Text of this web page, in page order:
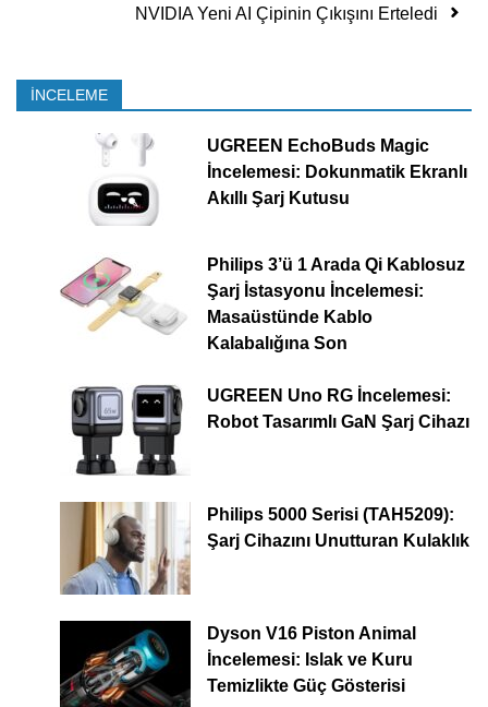
NVIDIA Yeni AI Çipinin Çıkışını Erteledi
İNCELEME
UGREEN EchoBuds Magic
İncelemesi: Dokunmatik Ekranlı
Akıllı Şarj Kutusu
Philips 3’ü 1 Arada Qi Kablosuz
Şarj İstasyonu İncelemesi:
Masaüstünde Kablo
Kalabalığına Son
UGREEN Uno RG İncelemesi:
Robot Tasarımlı GaN Şarj Cihazı
Philips 5000 Serisi (TAH5209):
Şarj Cihazını Unutturan Kulaklık
Dyson V16 Piston Animal
İncelemesi: Islak ve Kuru
Temizlikte Güç Gösterisi